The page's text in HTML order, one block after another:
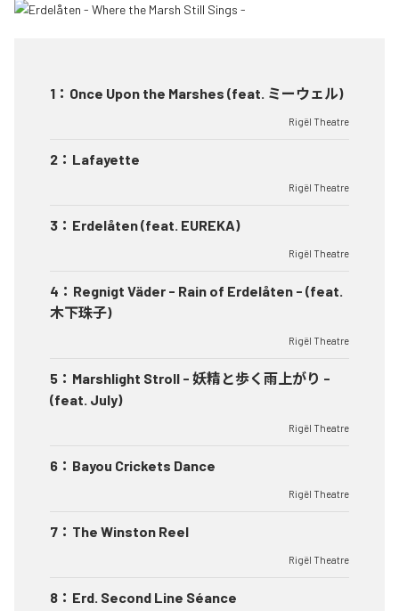
1 ： Once Upon the Marshes (feat. ミーウェル)
Rigël Theatre
2 ： Lafayette
Rigël Theatre
3 ： Erdelåten (feat. EUREKA)
Rigël Theatre
4 ： Regnigt Väder - Rain of Erdelåten - (feat.
木下珠子)
Rigël Theatre
5 ： Marshlight Stroll - 妖精と歩く雨上がり -
(feat. July)
Rigël Theatre
6 ： Bayou Crickets Dance
Rigël Theatre
7 ： The Winston Reel
Rigël Theatre
8 ： Erd. Second Line Séance